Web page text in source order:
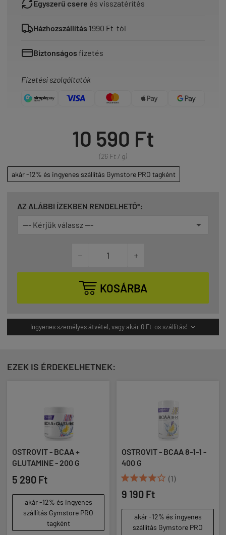
Egyszerű csere és visszatérítés
Házhozszállítás 1990 Ft-tól
Biztonságosfizetés
Fizetési szolgáltatók
10 590 Ft
(26 Ft / g)
akár -12% és ingyenes szállítás Gymstore PRO tagként
AZ ALÁBBI ÍZEKBEN RENDELHETŐ*:
 
 KOSÁRBA
Ingyenes személyes átvétel, vagy akár 0 Ft-os szállítás! 
EZEK IS ÉRDEKELHETNEK:
OSTROVIT - BCAA +
GLUTAMINE - 200 G
5 290 Ft
akár -12% és ingyenes
szállítás Gymstore PRO
tagként
OSTROVIT - BCAA 8-1-1 -
400 G
 (1)
9 190 Ft
akár -12% és ingyenes
szállítás Gymstore PRO